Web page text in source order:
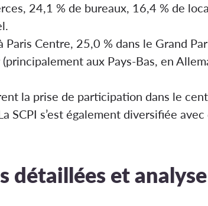
24,1 % de bureaux, 16,4 % de
Paris Centre, 25,0 % dans le Grand
aux Pays-Bas, en
la prise de participation dans le
SCPI s’est également diversifiée
détaillées et